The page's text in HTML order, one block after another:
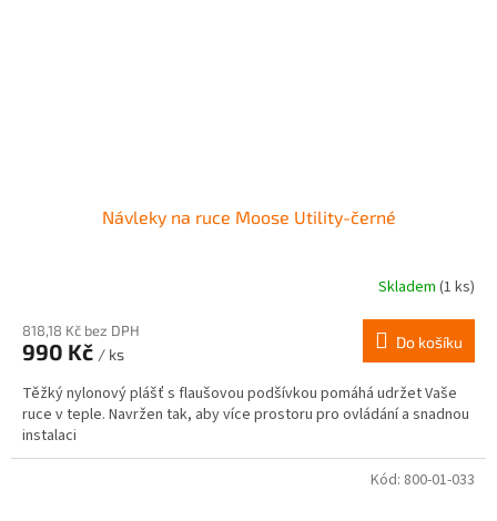
Návleky na ruce Moose Utility-černé
Skladem (1 ks)
818,18 Kč bez DPH
990 Kč / ks
Do košíku
Těžký nylonový plášť s flaušovou podšívkou pomáhá udržet Vaše
ruce v teple. Navržen tak, aby více prostoru pro ovládání a snadnou
instalaci
Kód: 800-01-033